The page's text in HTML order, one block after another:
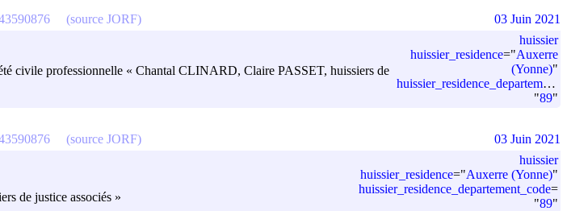
civile professionnelle « Chantal CLINARD, Claire PASSET, huissiers de
huissier
huissier_residence="Auxerre
(Yonne)"
huissier_residence_departement_code
"89"
(source JORF) 03 Juin 2021
de justice associés »
huissier
huissier_residence="Auxerre (Yonne)"
huissier_residence_departement_code=
"89"
(source JORF) 03 Juin 2021